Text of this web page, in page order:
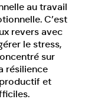
au travail
C’est
revers avec
le stress,
sur
résilience
et